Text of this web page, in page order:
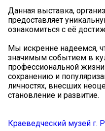
Данная выставка,
предоставляет
ознакомиться с её
Мы искренне надеемся,
значимым событием в
профессиональной
сохранению и
личностях, внесших
становление и развитие.
Краеведческий музей г.